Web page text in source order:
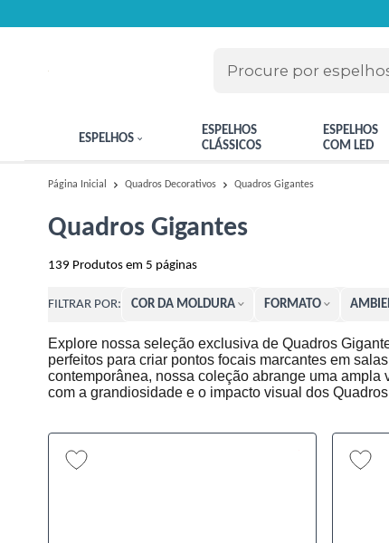
ESPELHOS
ESPELHOS
CLÁSSICOS
ESPELHOS
COM LED
Página Inicial Quadros Decorativos Quadros Gigantes
Quadros Gigantes
139 Produtos em 5 páginas
FILTRAR POR: COR DA MOLDURA FORMATO
Explore nossa seleção exclusiva de Quadros
perfeitos para criar pontos focais marcantes em
contemporânea, nossa coleção abrange uma
com a grandiosidade e o impacto visual dos